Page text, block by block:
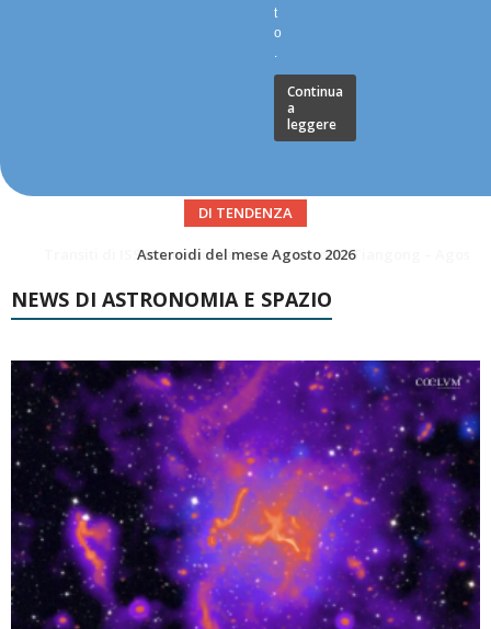
t
o
.
Continua
a
leggere
DI TENDENZA
NEWS DI ASTRONOMIA E SPAZIO